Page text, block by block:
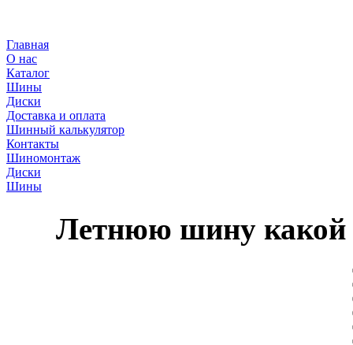
Главная
О нас
Каталог
Шины
Диски
Доставка и оплата
Шинный калькулятор
Контакты
Шиномонтаж
Диски
Шины
Летнюю шину какой